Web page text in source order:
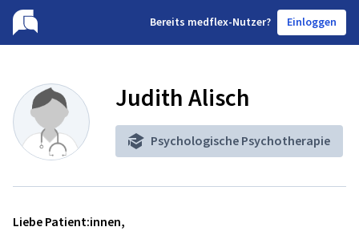
Bereits medflex-Nutzer? Einloggen
Judith Alisch
Psychologische Psychotherapie
Liebe Patient:innen,